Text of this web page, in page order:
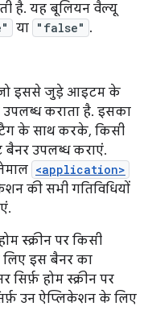
है. यह बूलियन वैल्यू
या "false" .
इससे जुड़े आइटम के
कराता है. इसका
के साथ करके, किसी
बैनर उपलब्ध कराएं.
<application>
की सभी गतिविधियों
स्क्रीन पर किसी
इस बैनर का
होम स्क्रीन पर
उन ऐप्लिकेशन के लिए